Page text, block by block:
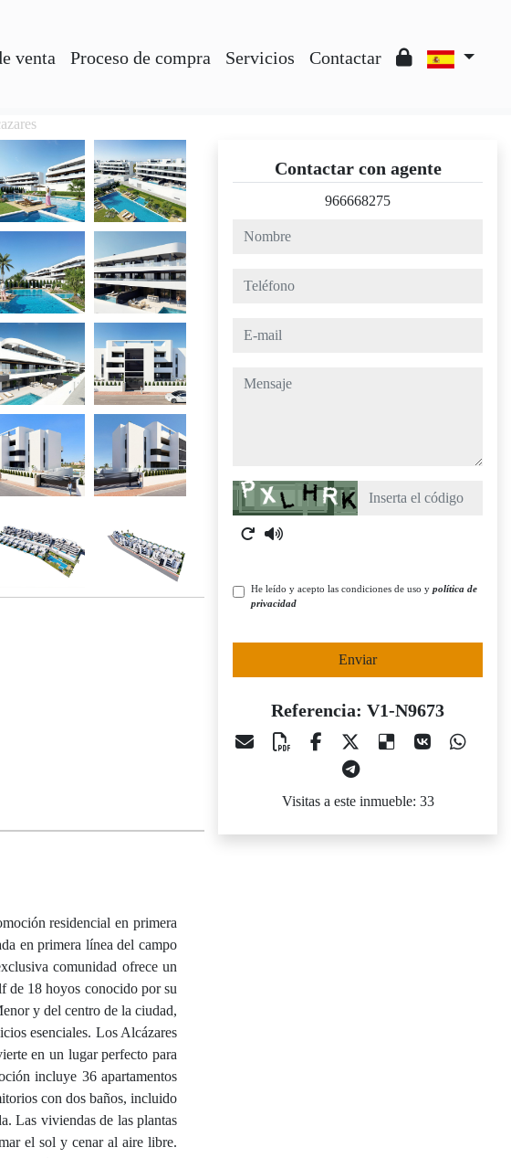
venta Proceso de compra Servicios Contactar
residencial en primera
en primera línea del campo
comunidad ofrece un
de 18 hoyos conocido por su
y del centro de la ciudad,
esenciales. Los Alcázares
en un lugar perfecto para
incluye 36 apartamentos
con dos baños, incluido
Las viviendas de las plantas
el sol y cenar al aire libre.
Contactar con agente
966668275
nombre
teléfono
e-mail
mensaje
Captcha
He leído y acepto las condiciones de uso y política de
privacidad
Enviar
Referencia: V1-N9673
Visitas a este inmueble: 33